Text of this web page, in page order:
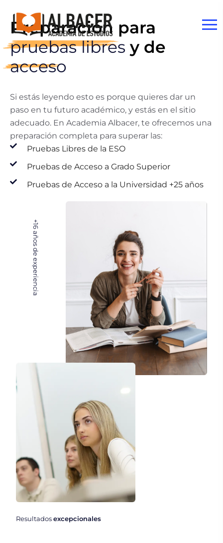
+16
años de experiencia
Resultadosexcepcionales
Preparación para
pruebas libres y de
acceso
Si estás leyendo esto es porque quieres dar un
paso en tu futuro académico, y estás en el sitio
adecuado. En Academia Albacer, te ofrecemos una
preparación completa para superar las:
Pruebas Libres de la ESO
Pruebas de Acceso a Grado Superior
Pruebas de Acceso a la Universidad +25 años